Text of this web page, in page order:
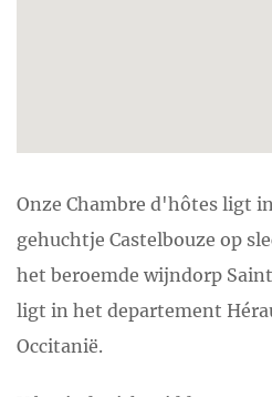
Onze Chambre d'hôtes ligt
gehuchtje Castelbouze op
het beroemde wijndorp
ligt in het departement
Occitanië.